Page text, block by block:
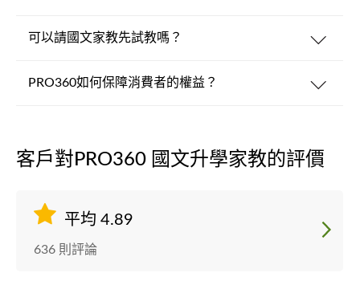
可以請國文家教先試教嗎？
PRO360如何保障消費者的權益？
客戶對PRO360 國文升學家教的評價
平均 4.89
636 則評論